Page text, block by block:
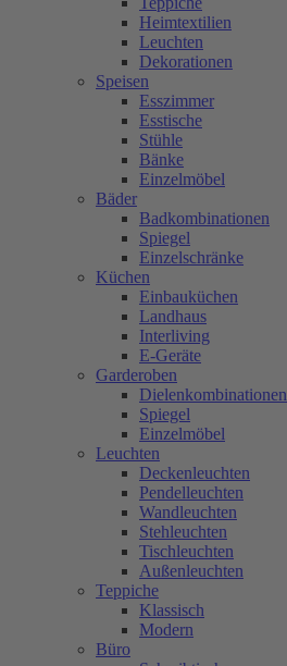
Heimtextilien
Leuchten
Dekorationen
Speisen
Esszimmer
Esstische
Stühle
Bänke
Einzelmöbel
Bäder
Badkombinationen
Spiegel
Einzelschränke
Küchen
Einbauküchen
Landhaus
Interliving
E-Geräte
Garderoben
Dielenkombinationen
Spiegel
Einzelmöbel
Leuchten
Deckenleuchten
Pendelleuchten
Wandleuchten
Stehleuchten
Tischleuchten
Außenleuchten
Teppiche
Klassisch
Modern
Büro